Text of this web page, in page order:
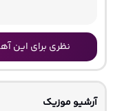
نظری برای این
آرشیو موزیک